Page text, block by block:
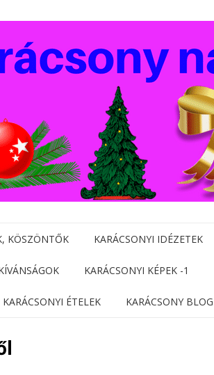
KÖSZÖNTŐK KARÁCSONYI IDÉZETEK
KARÁCSONYI KÉPEK -1
KARÁCSONYI ÉTELEK KARÁCSONY BLOG